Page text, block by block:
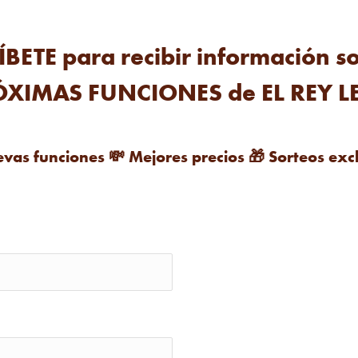
para recibir información
FUNCIONES de EL REY
funciones 💸Mejores precios 🎁 Sorteos